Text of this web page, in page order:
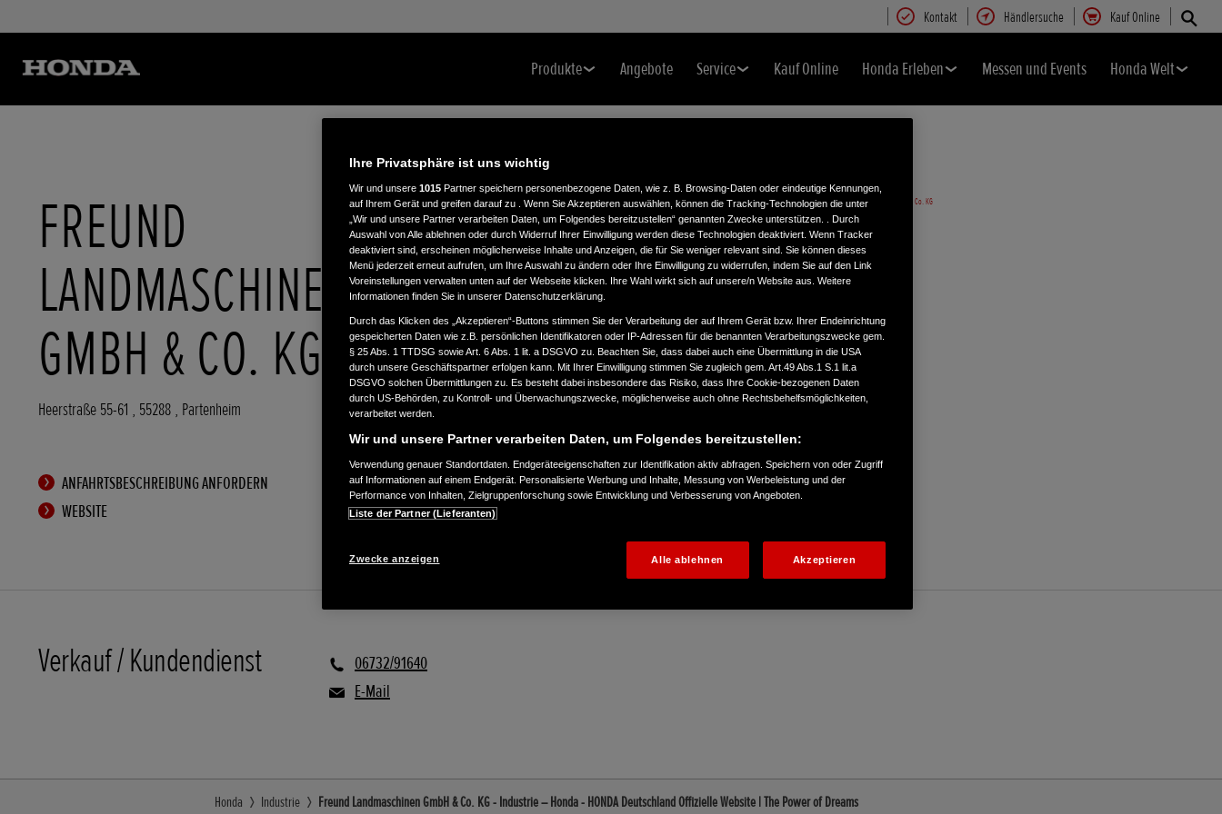
Kontakt Händlersuche Kauf Online
Produkte Angebote Service Kauf Online Honda Erleben Messen und Events Honda Welt
FREUND
LANDMASCHINEN
GMBH & CO. KG
Heerstraße 55-61 , 55288 , Partenheim
ANFAHRTSBESCHREIBUNG ANFORDERN
WEBSITE
Verkauf / Kundendienst
06732/91640
E-Mail
Honda Industrie Freund Landmaschinen GmbH & Co. KG - Industrie – Honda - HONDA Deutschland Offizielle Website | The Power of Dreams
Ihre Privatsphäre ist uns wichtig
Wir und unsere 1015 Partner speichern personenbezogene Daten, wie z. B. Browsing-Daten oder eindeutige Kennungen,
auf Ihrem Gerät und greifen darauf zu . Wenn Sie Akzeptieren auswählen, können die Tracking-Technologien die unter
„Wir und unsere Partner verarbeiten Daten, um Folgendes bereitzustellen“ genannten Zwecke unterstützen. . Durch
Auswahl von Alle ablehnen oder durch Widerruf Ihrer Einwilligung werden diese Technologien deaktiviert. Wenn Tracker
deaktiviert sind, erscheinen möglicherweise Inhalte und Anzeigen, die für Sie weniger relevant sind. Sie können dieses
Menü jederzeit erneut aufrufen, um Ihre Auswahl zu ändern oder Ihre Einwilligung zu widerrufen, indem Sie auf den Link
Voreinstellungen verwalten unten auf der Webseite klicken. Ihre Wahl wirkt sich auf unsere/n Website aus. Weitere
Informationen finden Sie in unserer Datenschutzerklärung.
Durch das Klicken des „Akzeptieren“-Buttons stimmen Sie der Verarbeitung der auf Ihrem Gerät bzw. Ihrer Endeinrichtung
gespeicherten Daten wie z.B. persönlichen Identifikatoren oder IP-Adressen für die benannten Verarbeitungszwecke gem.
§ 25 Abs. 1 TTDSG sowie Art. 6 Abs. 1 lit. a DSGVO zu. Beachten Sie, dass dabei auch eine Übermittlung in die USA
durch unsere Geschäftspartner erfolgen kann. Mit Ihrer Einwilligung stimmen Sie zugleich gem. Art.49 Abs.1 S.1 lit.a
DSGVO solchen Übermittlungen zu. Es besteht dabei insbesondere das Risiko, dass Ihre Cookie-bezogenen Daten
durch US-Behörden, zu Kontroll- und Überwachungszwecke, möglicherweise auch ohne Rechtsbehelfsmöglichkeiten,
verarbeitet werden.
Wir und unsere Partner verarbeiten Daten, um Folgendes bereitzustellen:
Verwendung genauer Standortdaten. Endgeräteeigenschaften zur Identifikation aktiv abfragen. Speichern von oder Zugriff
auf Informationen auf einem Endgerät. Personalisierte Werbung und Inhalte, Messung von Werbeleistung und der
Performance von Inhalten, Zielgruppenforschung sowie Entwicklung und Verbesserung von Angeboten.
Liste der Partner (Lieferanten)
Zwecke anzeigen Alle ablehnen Akzeptieren